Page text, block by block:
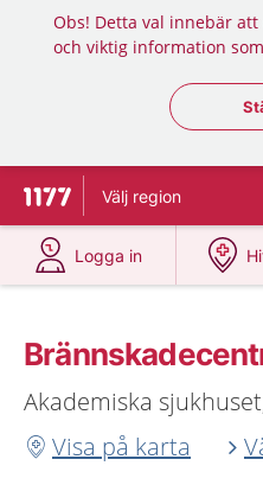
Obs! Detta val innebär
och viktig information
Till startsidan för 1177
Välj region
Logga in
på 1177.se
Akademiska
Visa på karta